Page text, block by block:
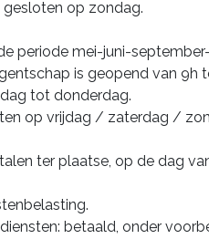
gesloten op zondag.
periode mei-juni-
is geopend van 9h
tot donderdag.
op vrijdag / zaterdag /
ter plaatse, op de dag
betaald, onder